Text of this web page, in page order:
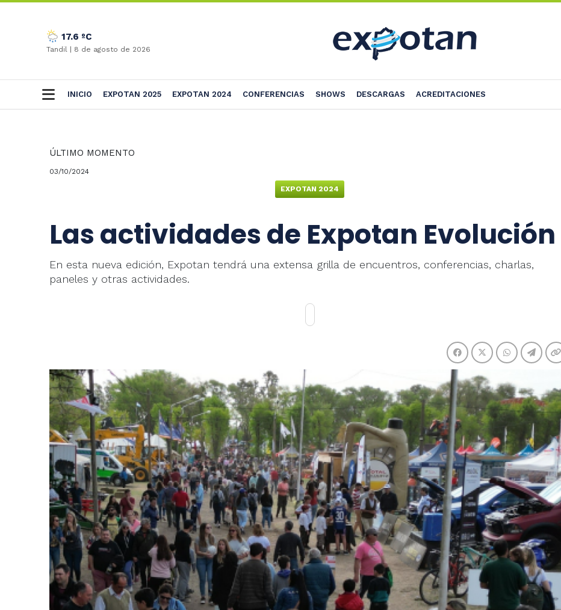
17.6 ºC
Tandil | 8 de agosto de 2026
INICIO EXPOTAN 2025 EXPOTAN 2024 CONFERENCIAS SHOWS DESCARGAS ACREDITACIONES
ÚLTIMO MOMENTO
03/10/2024
EXPOTAN 2024
Las actividades de Expotan Evolución
En esta nueva edición, Expotan tendrá una extensa grilla de encuentros, conferencias, charlas,
paneles y otras actividades.